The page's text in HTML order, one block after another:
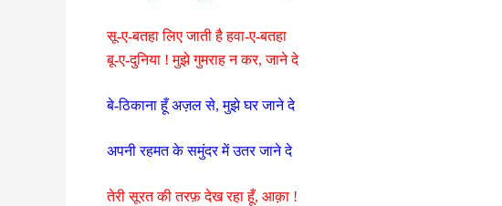
सू-ए-बतहा लिए जाती है हवा-ए-बतहा
बू-ए-दुनिया ! मुझे गुमराह न कर, जाने दे
बे-ठिकाना हूँ अज़ल से, मुझे घर जाने दे
अपनी रहमत के समुंदर में उतर जाने दे
तेरी सूरत की तरफ़ देख रहा हूँ, आक़ा !